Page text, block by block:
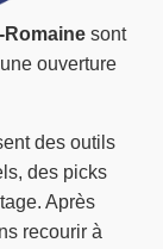
Romaine sont
ouverture
des outils
des picks
Après
recourir à